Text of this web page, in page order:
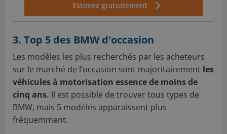
Estimez gratuitement
3. Top 5 des BMW d'occasion
Les modèles les plus recherchés par les acheteurs
sur le marché de l’occasion sont majoritairement les
véhicules à motorisation essence de moins de
cinq ans. Il est possible de trouver tous types de
BMW, mais 5 modèles apparaissent plus
fréquemment.